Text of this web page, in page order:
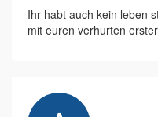
Ihr habt auch kein leben
mit euren verhurten